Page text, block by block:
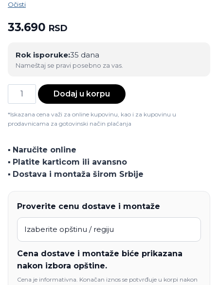
Očisti
33.690 RSD
Rok isporuke:35 dana
Nameštaj se pravi posebno za vas.
Krevet
K1
sofa
puna
Dodaj u korpu
*Iskazana cena važi za online kupovinu, kao i za kupovinu u
prodavnicama za gotovinski način plaćanja
▪️ Naručite online
▪️ Platite karticom ili avansno
▪️ Dostava i montaža širom Srbije
Proverite cenu dostave i montaže
Cena dostave i montaže biće prikazana
nakon izbora opštine.
Cena je informativna. Konačan iznos se potvrđuje u korpi nakon